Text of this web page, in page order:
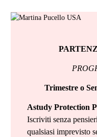
Trimestre o
Astudy Protection
Iscriviti senza
qualsiasi imprevisto